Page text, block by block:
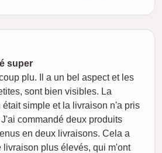
super
plu. Il a un bel aspect et les
sont bien visibles. La
simple et la livraison n'a pris
commandé deux produits
en deux livraisons. Cela a
livraison plus élevés, qui m'ont